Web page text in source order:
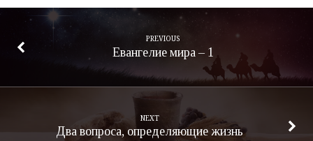
PREVIOUS
Евангелие мира – 1
NEXT
Два вопроса, определяющие жизнь